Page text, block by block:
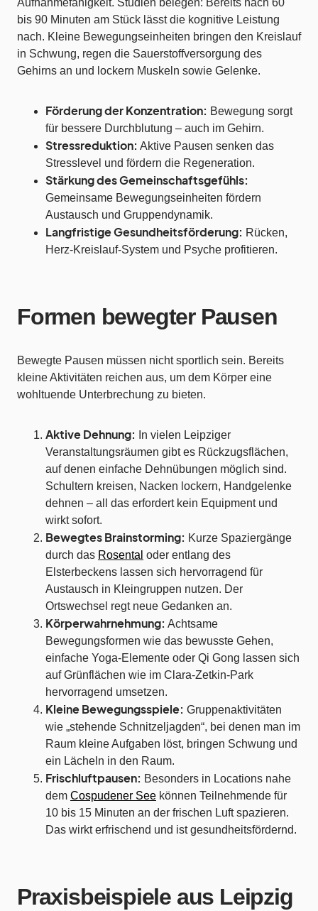
Aufnahmefähigkeit. Studien belegen: Bereits nach 60
bis 90 Minuten am Stück lässt die kognitive Leistung
nach. Kleine Bewegungseinheiten bringen den Kreislauf
in Schwung, regen die Sauerstoffversorgung des
Gehirns an und lockern Muskeln sowie Gelenke.
Förderung der Konzentration: Bewegung sorgt
für bessere Durchblutung – auch im Gehirn.
Stressreduktion: Aktive Pausen senken das
Stresslevel und fördern die Regeneration.
Stärkung des Gemeinschaftsgefühls:
Gemeinsame Bewegungseinheiten fördern
Austausch und Gruppendynamik.
Langfristige Gesundheitsförderung: Rücken,
Herz-Kreislauf-System und Psyche profitieren.
Formen bewegter Pausen
Bewegte Pausen müssen nicht sportlich sein. Bereits
kleine Aktivitäten reichen aus, um dem Körper eine
wohltuende Unterbrechung zu bieten.
Aktive Dehnung:
In vielen Leipziger
Veranstaltungsräumen gibt es Rückzugsflächen,
auf denen einfache Dehnübungen möglich sind.
Schultern kreisen, Nacken lockern, Handgelenke
dehnen – all das erfordert kein Equipment und
wirkt sofort.
Bewegtes Brainstorming: Kurze Spaziergänge
durch das Rosental oder entlang des
Elsterbeckens lassen sich hervorragend für
Austausch in Kleingruppen nutzen. Der
Ortswechsel regt neue Gedanken an.
Körperwahrnehmung: Achtsame
Bewegungsformen wie das bewusste Gehen,
einfache Yoga-Elemente oder Qi Gong lassen sich
auf Grünflächen wie im Clara-Zetkin-Park
hervorragend umsetzen.
Kleine Bewegungsspiele: Gruppenaktivitäten
wie „stehende Schnitzeljagden“, bei denen man im
Raum kleine Aufgaben löst, bringen Schwung und
ein Lächeln in den Raum.
Frischluftpausen: Besonders in Locations nahe
dem Cospudener See können Teilnehmende für
10 bis 15 Minuten an der frischen Luft spazieren.
Das wirkt erfrischend und ist gesundheitsfördernd.
Praxisbeispiele aus Leipzig